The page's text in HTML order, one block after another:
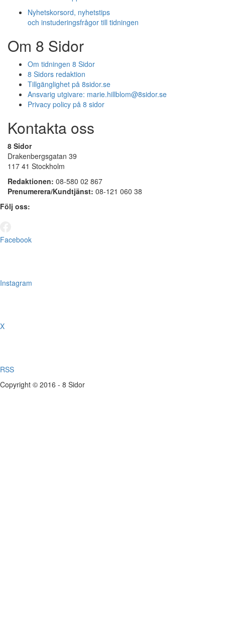
Nyhetskorsord, nyhetstips
och instuderingsfrågor till tidningen
Om 8 Sidor
Om tidningen 8 Sidor
8 Sidors redaktion
Tillgänglighet på 8sidor.se
Ansvarig utgivare: marie.hillblom@8sidor.se
Privacy policy på 8 sidor
Kontakta oss
8 Sidor
Drakenbergsgatan 39
117 41 Stockholm
Redaktionen: 08-580 02 867
Prenumerera/Kundtjänst: 08-121 060 38
Följ oss:
Facebook
Instagram
X
RSS
Copyright © 2016 - 8 Sidor